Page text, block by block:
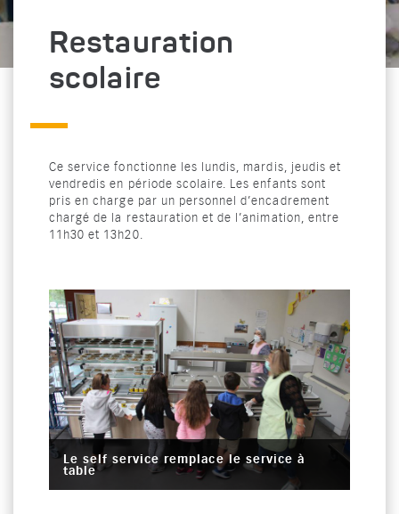
Restauration
scolaire
Ce service fonctionne les lundis, mardis, jeudis et
vendredis en période scolaire. Les enfants sont
pris en charge par un personnel d’encadrement
chargé de la restauration et de l’animation, entre
11h30 et 13h20.
Le self service remplace le service à
table